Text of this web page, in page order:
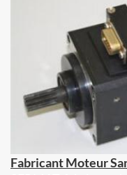
Fabricant Moteur